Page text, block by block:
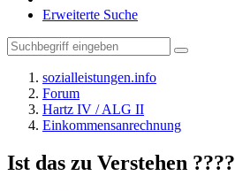
Erweiterte Suche
sozialleistungen.info
Forum
Hartz IV / ALG II
Einkommensanrechnung
Ist das zu Verstehen ????